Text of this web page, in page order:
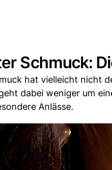
Schmuck:
hat vielleicht nicht
dabei weniger um
Anlässe.